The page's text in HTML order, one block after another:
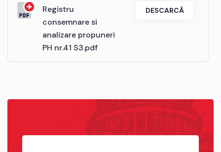
Registru
consemnare si
analizare propuneri
PH nr.41 S3.pdf
DESCARCĂ